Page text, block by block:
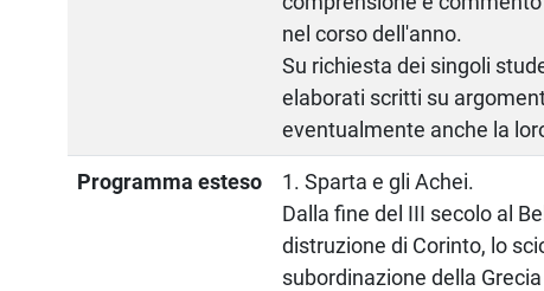
nel corso dell'anno.
Su richiesta dei singoli
elaborati scritti su
eventualmente anche la
Programma esteso
1. Sparta e gli Achei.
Dalla fine del III secolo al
distruzione di Corinto, lo
subordinazione della